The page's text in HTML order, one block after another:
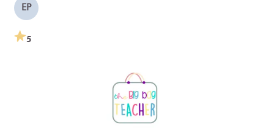
EP
5